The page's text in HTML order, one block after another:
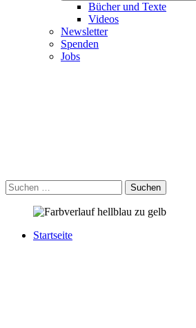
Bücher und Texte
Videos
Newsletter
Spenden
Jobs
Suchen
Startseite